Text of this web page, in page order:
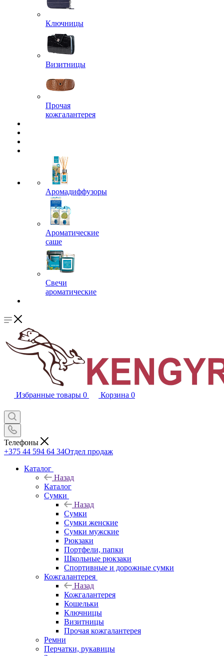
Ключницы
Визитницы
Прочая
кожгалантерея
Аромадиффузоры
Ароматические
саше
Свечи
ароматические
Избранные товары 0 Корзина 0
Телефоны
+375 44 594 64 34Отдел продаж
Каталог
Назад
Каталог
Сумки
Назад
Сумки
Сумки женские
Сумки мужские
Рюкзаки
Портфели, папки
Школьные рюкзаки
Спортивные и дорожные сумки
Кожгалантерея
Назад
Кожгалантерея
Кошельки
Ключницы
Визитницы
Прочая кожгалантерея
Ремни
Перчатки, рукавицы